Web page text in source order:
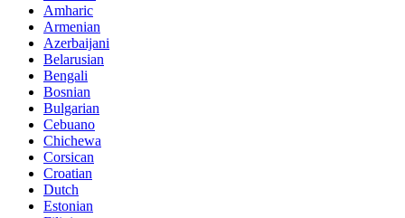
Amharic
Armenian
Azerbaijani
Belarusian
Bengali
Bosnian
Bulgarian
Cebuano
Chichewa
Corsican
Croatian
Dutch
Estonian